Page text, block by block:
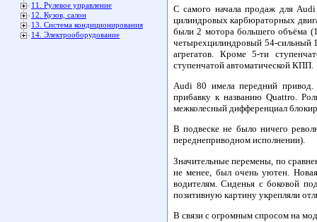
11. Рулевое управление
12. Кузов, салон
13. Система кондиционирования
14. Электрооборудование
С самого начала продаж для
цилиндровых карбюраторных
были 2 мотора большего объёма
четырехцилиндровый 54-сильный
агрегатов. Кроме 5-ти
ступенчатой автоматической КПП.
Audi 80 имела передний
прибавку к названию Quattro.
межколесный дифференциал
В подвеске не было ничего
переднеприводном исполнении).
Значительные перемены, по
не менее, был очень уютен.
водителям. Сиденья с боковой
позитивную картину укрепляли
В связи с огромным спросом на